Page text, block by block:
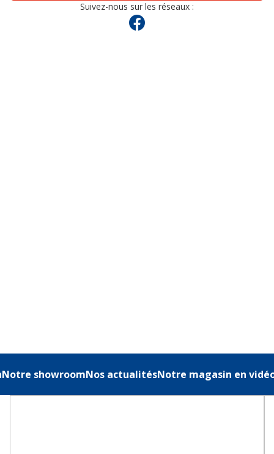
Suivez-nous sur les réseaux :
Notre showroomNos actualitésNotre magasin en